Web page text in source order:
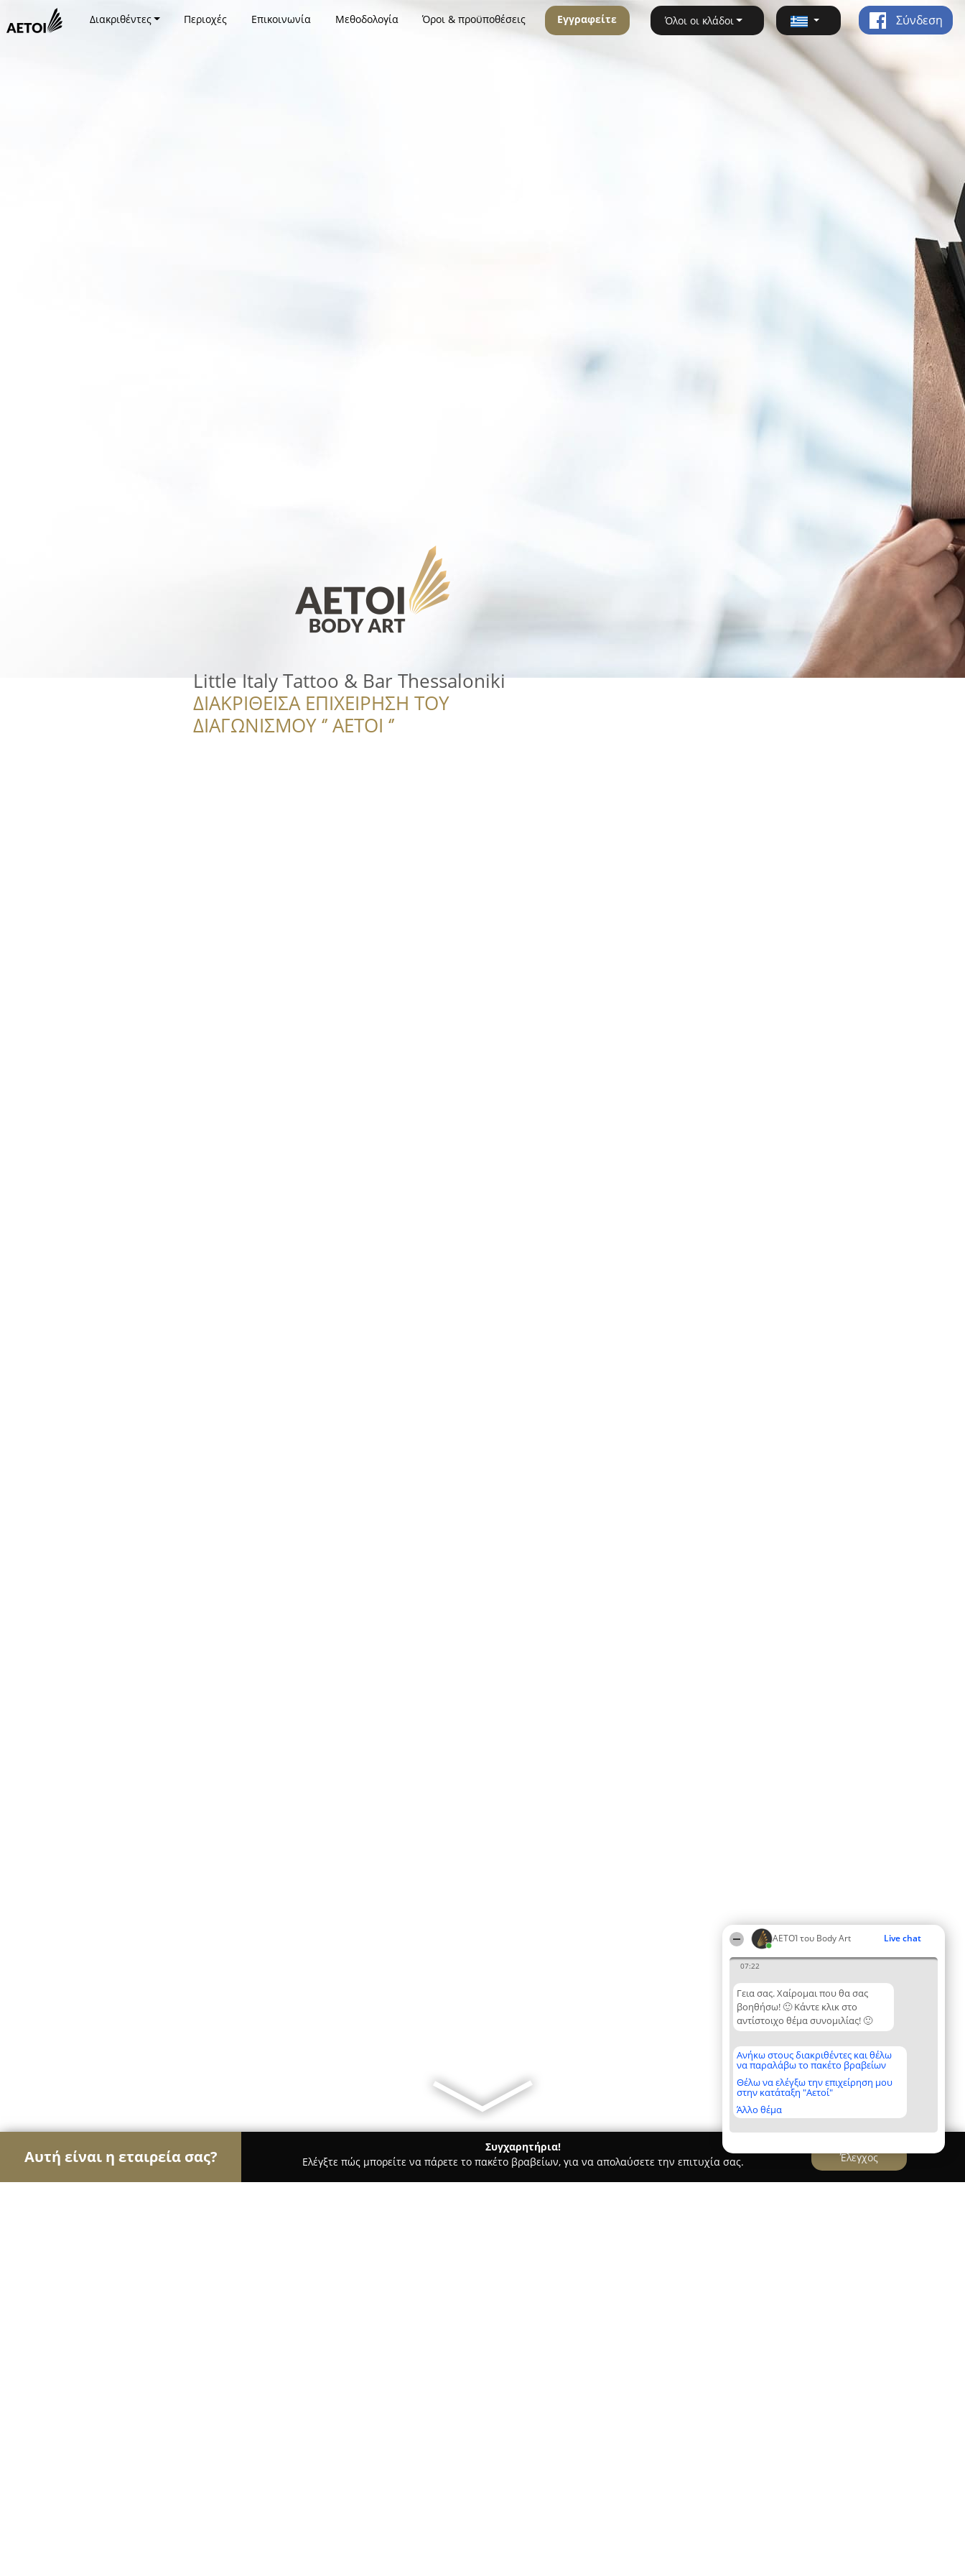
ΑΕΤΟΊ του Body Art Live chat
07:22
Γεια σας. Χαίρομαι που θα σας
βοηθήσω! 🙂 Κάντε κλικ στο
αντίστοιχο θέμα συνομιλίας! 🙂
Ανήκω στους διακριθέντες και θέλω
να παραλάβω το πακέτο βραβείων
Θέλω να ελέγξω την επιχείρηση μου
στην κατάταξη "Αετοί"
Άλλο θέμα
Διακριθέντες Περιοχές Επικοινωνία Μεθοδολογία Όροι & προϋποθέσεις Εγγραφείτε Όλοι οι κλάδοι Σύνδεση
Little Italy Tattoo & Bar Thessaloniki
ΔΙΑΚΡΙΘΕΙΣΑ ΕΠΙΧΕΙΡΗΣΗ ΤΟΥ
ΔΙΑΓΩΝΙΣΜΟΥ ‘’ ΑΕΤΟΙ ‘’
Αυτή είναι η εταιρεία σας?
Συγχαρητήρια!
Ελέγξτε πώς μπορείτε να πάρετε το πακέτο βραβείων, για να απολαύσετε την επιτυχία σας.
Έλεγχος